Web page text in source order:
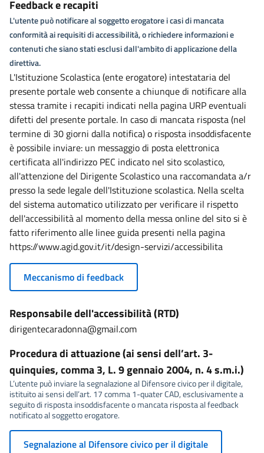
Feedback e recapiti
L'utente può notificare al soggetto erogatore i casi di mancata
conformità ai requisiti di accessibilità, o richiedere informazioni e
contenuti che siano stati esclusi dall'ambito di applicazione della
direttiva.
L'Istituzione Scolastica (ente erogatore) intestataria del
presente portale web consente a chiunque di notificare alla
stessa tramite i recapiti indicati nella pagina URP eventuali
difetti del presente portale. In caso di mancata risposta (nel
termine di 30 giorni dalla notifica) o risposta insoddisfacente
è possibile inviare: un messaggio di posta elettronica
certificata all'indirizzo PEC indicato nel sito scolastico,
all'attenzione del Dirigente Scolastico una raccomandata a/r
presso la sede legale dell'Istituzione scolastica. Nella scelta
del sistema automatico utilizzato per verificare il rispetto
dell'accessibilità al momento della messa online del sito si è
fatto riferimento alle linee guida presenti nella pagina
https://www.agid.gov.it/it/design-servizi/accessibilita
Meccanismo di feedback
Responsabile dell'accessibilità (RTD)
dirigentecaradonna@gmail.com
Procedura di attuazione (ai sensi dell’art. 3-
quinquies, comma 3, L. 9 gennaio 2004, n. 4 s.m.i.)
L’utente può inviare la segnalazione al Difensore civico per il digitale,
istituito ai sensi dell’art. 17 comma 1-quater CAD, esclusivamente a
seguito di risposta insoddisfacente o mancata risposta al feedback
notificato al soggetto erogatore.
Segnalazione al Difensore civico per il digitale